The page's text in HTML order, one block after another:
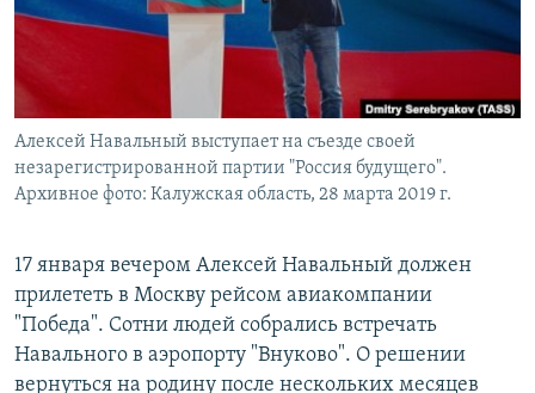
Алексей Навальный выступает на съезде своей
незарегистрированной партии "Россия будущего".
Архивное фото: Калужская область, 28 марта 2019 г.
17 января вечером Алексей Навальный должен
прилететь в Москву рейсом авиакомпании
"Победа". Сотни людей собрались встречать
Навального в аэропорту "Внуково". О решении
вернуться на родину после нескольких месяцев